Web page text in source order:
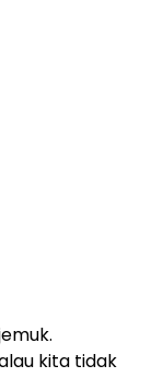
kita tidak